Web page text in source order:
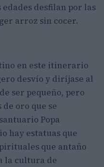
desfilan por las
arroz sin cocer.
en este itinerario
desvío y diríjase al
ser pequeño, pero
oro que se
Popa
hay estatuas que
que antaño
la cultura de